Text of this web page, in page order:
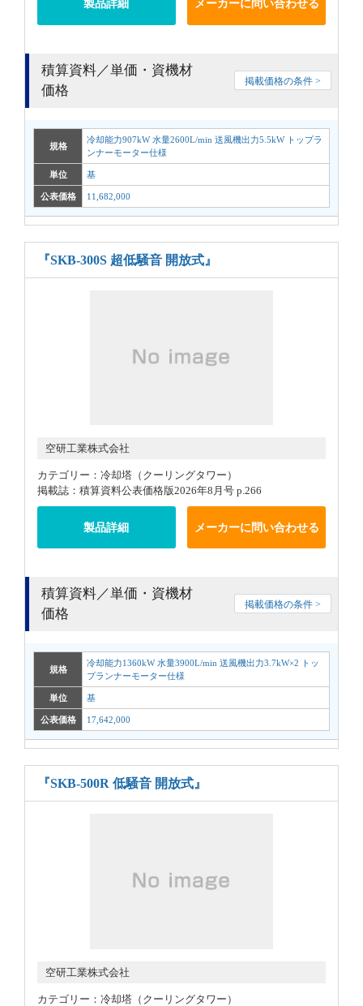
製品詳細 メーカーに問い合わせる
積算資料／単価・資機材
価格
掲載価格の条件 >
規格
冷却能力907kW 水量2600L/min 送風機出力5.5kW トップラ
ンナーモーター仕様
単位 基
公表価格 11,682,000
『SKB-300S 超低騒音 開放式』
空研工業株式会社
カテゴリー：冷却塔（クーリングタワー）
掲載誌：積算資料公表価格版2026年8月号 p.266
製品詳細 メーカーに問い合わせる
積算資料／単価・資機材
価格
掲載価格の条件 >
規格
冷却能力1360kW 水量3900L/min 送風機出力3.7kW×2 トッ
プランナーモーター仕様
単位 基
公表価格 17,642,000
『SKB-500R 低騒音 開放式』
空研工業株式会社
カテゴリー：冷却塔（クーリングタワー）